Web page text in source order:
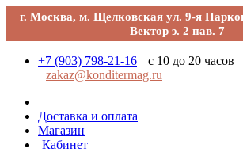
г. Москва, м. Щелковская ул. 9-я
Вектор э. 2 пав. 7
+7 (903) 798-21-16
с 10 до 20 часов
zakaz@konditermag.ru
Доставка и оплата
Магазин
Кабинет